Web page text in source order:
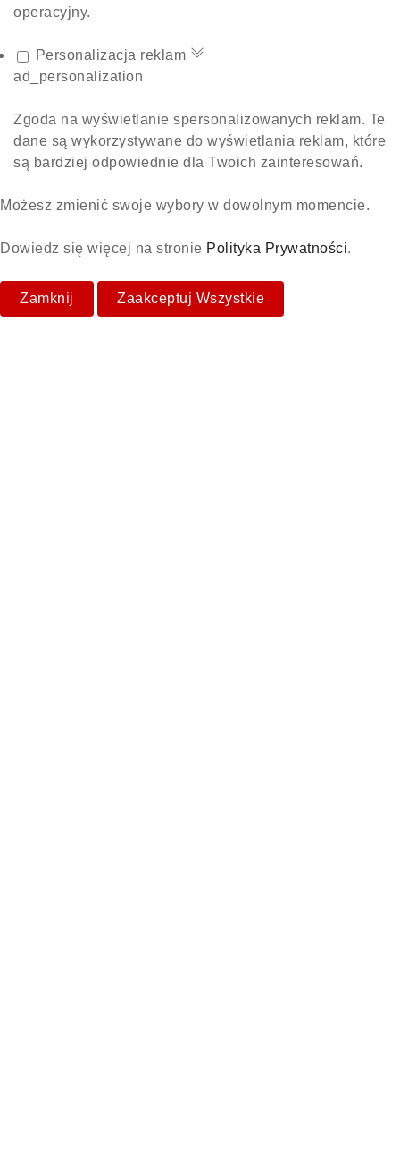
operacyjny.
Personalizacja reklam
ad_personalization
Zgoda na wyświetlanie spersonalizowanych reklam. Te
dane są wykorzystywane do wyświetlania reklam, które
są bardziej odpowiednie dla Twoich zainteresowań.
Możesz zmienić swoje wybory w dowolnym momencie.
Dowiedz się więcej na stronie Polityka Prywatności.
Zamknij Zaakceptuj Wszystkie